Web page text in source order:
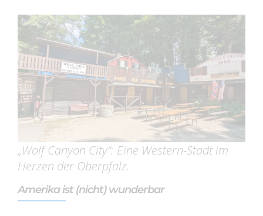
„Wolf Canyon City“: Eine Western-Stadt im
Herzen der Oberpfalz.
Amerika ist (nicht) wunderbar